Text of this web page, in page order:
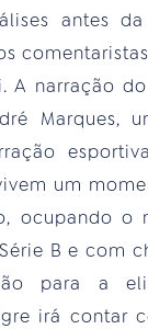
antes
A narração
Marques,
um
ocupando o
B e com
para a
irá contar